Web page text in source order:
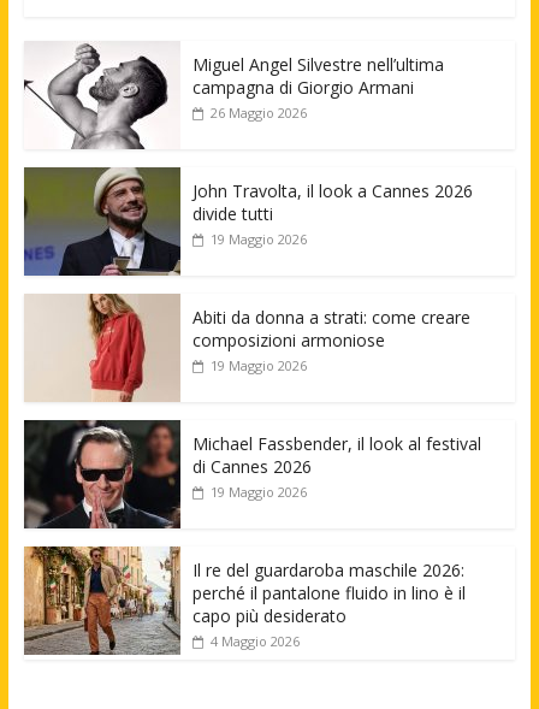
Miguel Angel Silvestre nell’ultima
campagna di Giorgio Armani
26 Maggio 2026
John Travolta, il look a Cannes 2026
divide tutti
19 Maggio 2026
Abiti da donna a strati: come creare
composizioni armoniose
19 Maggio 2026
Michael Fassbender, il look al festival
di Cannes 2026
19 Maggio 2026
Il re del guardaroba maschile 2026:
perché il pantalone fluido in lino è il
capo più desiderato
4 Maggio 2026